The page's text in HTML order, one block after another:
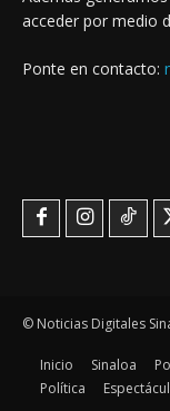
acceder por medio
Ponte en contacto:
© Noticias Digitales
Inicio Sinaloa
Política